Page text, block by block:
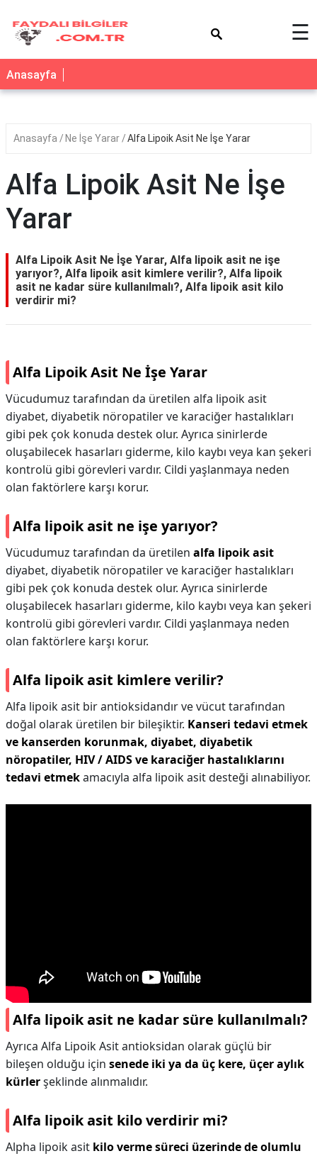
☰
Anasayfa
Anasayfa Ne İşe Yarar Alfa Lipoik Asit Ne İşe Yarar
Alfa Lipoik Asit Ne İşe
Yarar
Alfa Lipoik Asit Ne İşe Yarar, Alfa lipoik asit ne işe
yarıyor?, Alfa lipoik asit kimlere verilir?, Alfa lipoik
asit ne kadar süre kullanılmalı?, Alfa lipoik asit kilo
verdirir mi?
Alfa Lipoik Asit Ne İşe Yarar
Vücudumuz tarafından da üretilen alfa lipoik asit
diyabet, diyabetik nöropatiler ve karaciğer hastalıkları
gibi pek çok konuda destek olur. Ayrıca sinirlerde
oluşabilecek hasarları giderme, kilo kaybı veya kan şekeri
kontrolü gibi görevleri vardır. Cildi yaşlanmaya neden
olan faktörlere karşı korur.
Alfa lipoik asit ne işe yarıyor?
Vücudumuz tarafından da üretilen alfa lipoik asit
diyabet, diyabetik nöropatiler ve karaciğer hastalıkları
gibi pek çok konuda destek olur. Ayrıca sinirlerde
oluşabilecek hasarları giderme, kilo kaybı veya kan şekeri
kontrolü gibi görevleri vardır. Cildi yaşlanmaya neden
olan faktörlere karşı korur.
Alfa lipoik asit kimlere verilir?
Alfa lipoik asit bir antioksidandır ve vücut tarafından
doğal olarak üretilen bir bileşiktir. Kanseri tedavi etmek
ve kanserden korunmak, diyabet, diyabetik
nöropatiler, HIV / AIDS ve karaciğer hastalıklarını
tedavi etmekamacıyla alfa lipoik asit desteği alınabiliyor.
Alfa lipoik asit ne kadar süre kullanılmalı?
Ayrıca Alfa Lipoik Asit antioksidan olarak güçlü bir
bileşen olduğu için senede iki ya da üç kere, üçer aylık
kürlerşeklinde alınmalıdır.
Alfa lipoik asit kilo verdirir mi?
Alpha lipoik asit kilo verme süreci üzerinde de olumlu